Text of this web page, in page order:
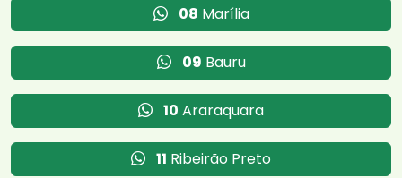
08 Marília
09 Bauru
10 Araraquara
11 Ribeirão Preto